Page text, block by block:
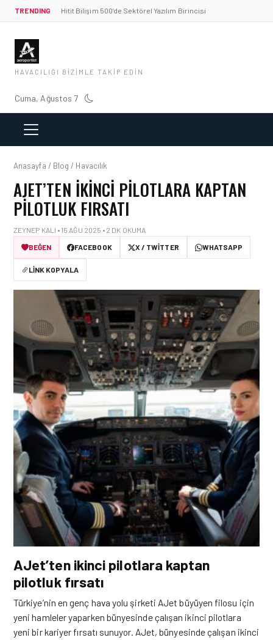
TRENDING Hitit Bilişim 500’de Sektörel Yazılım Birincisi
HAVACILIĞI BIZIMLE TAKIP EDIN
Cuma, Ağustos 7
Anasayfa / Blog / Havacılık
AJET’TEN IKINCI PILOTLARA KAPTAN
PILOTLUK FIRSATI
ZEYNEP KALI • 15 AĞU 2025 • 2 DK OKUMA
BEĞEN
FACEBOOK X / TWITTER WHATSAPP
LINK KOPYALA
AJet’ten ikinci pilotlara kaptan
pilotluk fırsatı
Türkiye’nin en genç hava yolu şirketi AJet büyüyen filosu için
yeni hamleler yaparken bünyesinde çalışan ikinci pilotlara
yeni bir kariyer fırsatı sunuyor. AJet, bünyesinde çalışan ikinci